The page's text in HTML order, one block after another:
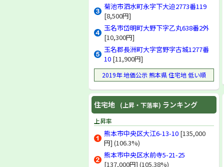
菊池市泗水町永字下大迫2773番119
[8,500円]
玉名市岱明町大野下字乙丸638番2外
[10,300円]
玉名郡長洲町大字宮野字古城1277番
10 [11,900円]
2019年 地価公示 熊本県 住宅地 低い順
住宅地 (上昇・下落率) ランキング
上昇率
熊本市中央区大江6-13-10 [135,000
円] (106.3%)
熊本市中央区水前寺5-21-25
[137,000円] (105.38%)